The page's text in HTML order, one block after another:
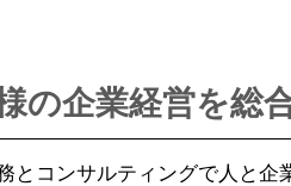
の企業経営を総
とコンサルティングで人と企